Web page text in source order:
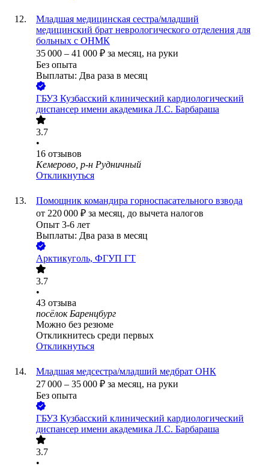
Младшая медицинская сестра/младший
медицинский брат неврологического отделения для
больных с ОНМК
35 000 – 41 000 ₽ за месяц, на руки
Без опыта
Выплаты: Два раза в месяц
ГБУЗ Кузбасский клинический кардиологический
диспансер имени академика Л.С. Барбараша
3.7
•
16 отзывов
Кемерово, р-н Рудничный
Откликнуться
Помощник командира горноспасательного взвода
от 220 000 ₽ за месяц, до вычета налогов
Опыт 3-6 лет
Выплаты: Два раза в месяц
Арктикуголь, ФГУП ГТ
3.7
•
43 отзыва
посёлок Баренцбург
Можно без резюме
Откликнитесь среди первых
Откликнуться
Младшая медсестра/младший медбрат ОНК
27 000 – 35 000 ₽ за месяц, на руки
Без опыта
ГБУЗ Кузбасский клинический кардиологический
диспансер имени академика Л.С. Барбараша
3.7
•